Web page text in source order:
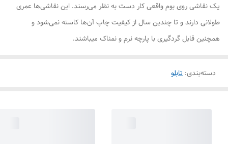
یک نقاشی روی بوم واقعی کار دست به نظر می‌رسند. این نقاشی‌ها عمری
طولانی دارند و تا چندین سال از کیفیت چاپ آن‌ها کاسته نمی‌شود و
همچنین قابل گردگیری با پارچه نرم و نمناک میباشند.
دسته‌بندی: تابلو